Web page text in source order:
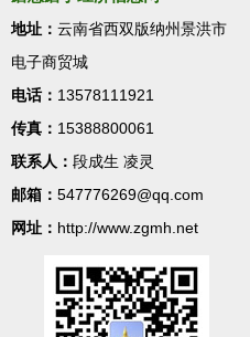
地址： 云南省西双版纳州景洪市
电子商贸城
电话： 13578111921
传真： 15388800061
联系人： 段成生 凌灵
邮箱： 547776269@qq.com
网址： http://www.zgmh.net